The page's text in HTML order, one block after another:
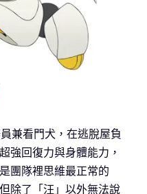
兼看門犬，在逃脫屋負
強回復力與身體能力，
團隊裡思維最正常的
除了「汪」以外無法說